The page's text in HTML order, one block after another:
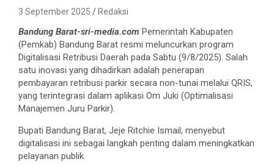
3 September 2025 Redaksi
Bandung Barat-sri-media.com Pemerintah Kabupaten
(Pemkab) Bandung Barat resmi meluncurkan program
Digitalisasi Retribusi Daerah pada Sabtu (9/8/2025). Salah
satu inovasi yang dihadirkan adalah penerapan
pembayaran retribusi parkir secara non-tunai melalui QRIS,
yang terintegrasi dalam aplikasi Om Juki (Optimalisasi
Manajemen Juru Parkir).
Bupati Bandung Barat, Jeje Ritchie Ismail, menyebut
digitalisasi ini sebagai langkah penting dalam meningkatkan
pelayanan publik.